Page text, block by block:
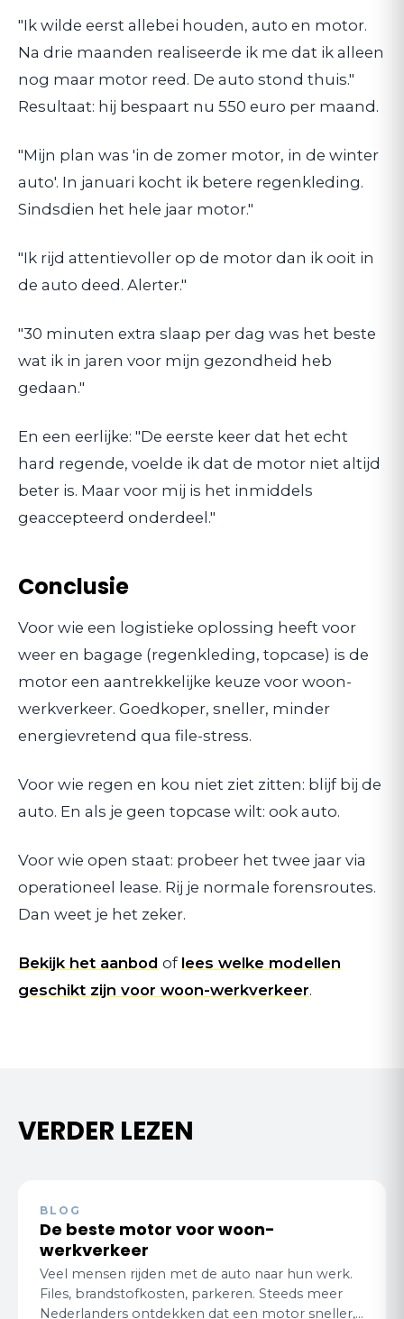
"Ik wilde eerst allebei houden, auto en motor.
Na drie maanden realiseerde ik me dat ik alleen
nog maar motor reed. De auto stond thuis."
Resultaat: hij bespaart nu 550 euro per maand.
"Mijn plan was 'in de zomer motor, in de winter
auto'. In januari kocht ik betere regenkleding.
Sindsdien het hele jaar motor."
"Ik rijd attentievoller op de motor dan ik ooit in
de auto deed. Alerter."
"30 minuten extra slaap per dag was het beste
wat ik in jaren voor mijn gezondheid heb
gedaan."
En een eerlijke: "De eerste keer dat het echt
hard regende, voelde ik dat de motor niet altijd
beter is. Maar voor mij is het inmiddels
geaccepteerd onderdeel."
Conclusie
Voor wie een logistieke oplossing heeft voor
weer en bagage (regenkleding, topcase) is de
motor een aantrekkelijke keuze voor woon-
werkverkeer. Goedkoper, sneller, minder
energievretend qua file-stress.
Voor wie regen en kou niet ziet zitten: blijf bij de
auto. En als je geen topcase wilt: ook auto.
Voor wie open staat: probeer het twee jaar via
operationeel lease. Rij je normale forensroutes.
Dan weet je het zeker.
Bekijk het aanbod of lees welke modellen
geschikt zijn voor woon-werkverkeer.
VERDER LEZEN
BLOG
De beste motor voor woon-
werkverkeer
Veel mensen rijden met de auto naar hun werk.
Files, brandstofkosten, parkeren. Steeds meer
Nederlanders ontdekken dat een motor sneller,